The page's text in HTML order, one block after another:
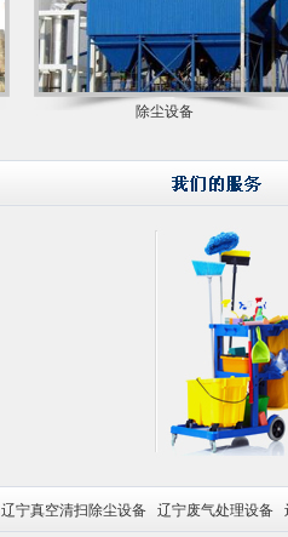
除尘设备
辽宁真空清扫除尘设备 辽宁废气处理设备